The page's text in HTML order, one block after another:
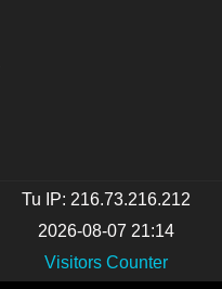
Tu IP: 216.73.216.212
2026-08-07 21:14
Visitors Counter